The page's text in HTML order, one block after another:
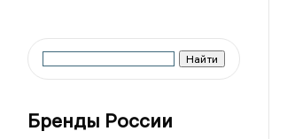
Бренды России